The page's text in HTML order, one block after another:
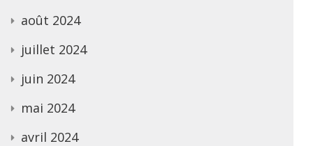
août 2024
juillet 2024
juin 2024
mai 2024
avril 2024